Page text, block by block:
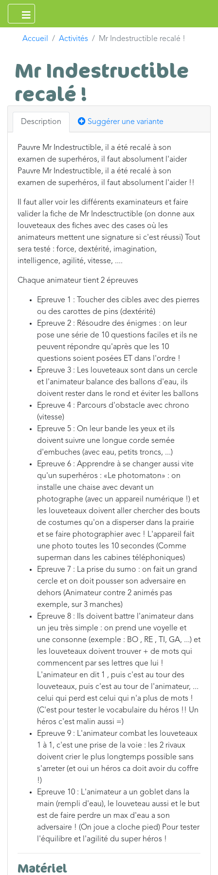
Accueil Activités Mr Indestructible recalé !
Mr Indestructible
recalé !
Description Suggérer une variante
Pauvre Mr Indestructible, il a été recalé à son
examen de superhéros, il faut absolument l'aider
Pauvre Mr Indestructible, il a été recalé à son
examen de superhéros, il faut absolument l'aider !!
Il faut aller voir les différents examinateurs et faire
valider la fiche de Mr Indesctructible (on donne aux
louveteaux des fiches avec des cases où les
animateurs mettent une signature si c'est réussi) Tout
sera testé : force, dextérité, imagination,
intelligence, agilité, vitesse, ....
Chaque animateur tient 2 épreuves
Epreuve 1 : Toucher des cibles avec des pierres
ou des carottes de pins (dextérité)
Epreuve 2 : Résoudre des énigmes : on leur
pose une série de 10 questions faciles et ils ne
peuvent répondre qu'après que les 10
questions soient posées ET dans l'ordre !
Epreuve 3 : Les louveteaux sont dans un cercle
et l'animateur balance des ballons d'eau, ils
doivent rester dans le rond et éviter les ballons
Epreuve 4 : Parcours d'obstacle avec chrono
(vitesse)
Epreuve 5 : On leur bande les yeux et ils
doivent suivre une longue corde semée
d'embuches (avec eau, petits troncs, ...)
Epreuve 6 : Apprendre à se changer aussi vite
qu'un superhéros : «Le photomaton» : on
installe une chaise avec devant un
photographe (avec un appareil numérique !) et
les louveteaux doivent aller chercher des bouts
de costumes qu'on a disperser dans la prairie
et se faire photographier avec ! L'appareil fait
une photo toutes les 10 secondes (Comme
superman dans les cabines téléphoniques)
Epreuve 7 : La prise du sumo : on fait un grand
cercle et on doit pousser son adversaire en
dehors (Animateur contre 2 animés pas
exemple, sur 3 manches)
Epreuve 8 : Ils doivent battre l'animateur dans
un jeu très simple : on prend une voyelle et
une consonne (exemple : BO , RE , TI, GA, ...) et
les louveteaux doivent trouver + de mots qui
commencent par ses lettres que lui !
L'animateur en dit 1 , puis c'est au tour des
louveteaux, puis c'est au tour de l'animateur, ...
celui qui perd est celui qui n'a plus de mots !
(C'est pour tester le vocabulaire du héros !! Un
héros c'est malin aussi =)
Epreuve 9 : L'animateur combat les louveteaux
1 à 1, c'est une prise de la voie : les 2 rivaux
doivent crier le plus longtemps possible sans
s'arreter (et oui un héros ca doit avoir du coffre
!)
Epreuve 10 : L'animateur a un goblet dans la
main (rempli d'eau), le louveteau aussi et le but
est de faire perdre un max d'eau a son
adversaire ! (On joue a cloche pied) Pour tester
l'équilibre et l'agilité du super héros !
Matériel